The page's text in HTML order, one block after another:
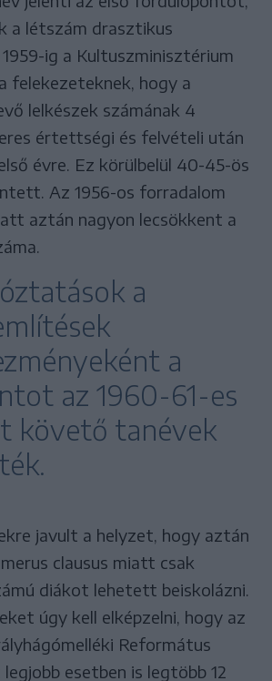
a létszám drasztikus
ig a Kultuszminisztérium
felekezeteknek, hogy a
lelkészek számának 4
értettségi és felvételi után
évre. Ez körülbelül 40-45-ös
Az 1956-os forradalom
aztán nagyon lecsökkent a
a
a
az 1960-61-es
követő tanévek
javult a helyzet, hogy aztán
clausus miatt csak
diákot lehetett beiskolázni.
úgy kell elképzelni, hogy az
Református
esetben is legtöbb 12